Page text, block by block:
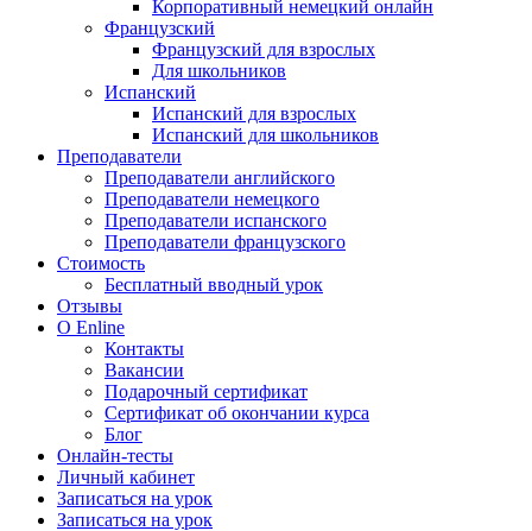
Корпоративный немецкий онлайн
Французский
Французский для взрослых
Для школьников
Испанский
Испанский для взрослых
Испанский для школьников
Преподаватели
Преподаватели английского
Преподаватели немецкого
Преподаватели испанского
Преподаватели французского
Стоимость
Бесплатный вводный урок
Отзывы
О Enline
Контакты
Вакансии
Подарочный сертификат
Сертификат об окончании курса
Блог
Онлайн-тесты
Личный кабинет
Записаться на урок
Записаться на урок